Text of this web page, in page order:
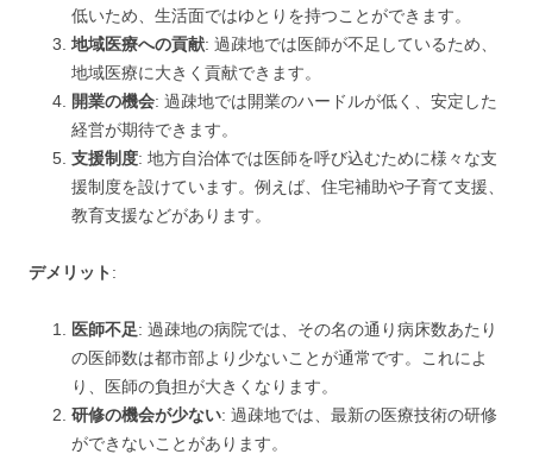
低いため、生活面ではゆとりを持つことができます。
地域医療への貢献: 過疎地では医師が不足しているため、
地域医療に大きく貢献できます。
開業の機会: 過疎地では開業のハードルが低く、安定した
経営が期待できます。
支援制度: 地方自治体では医師を呼び込むために様々な支
援制度を設けています。例えば、住宅補助や子育て支援、
教育支援などがあります。
デメリット :
医師不足: 過疎地の病院では、その名の通り病床数あたり
の医師数は都市部より少ないことが通常です。これによ
り、医師の負担が大きくなります。
研修の機会が少ない: 過疎地では、最新の医療技術の研修
ができないことがあります。